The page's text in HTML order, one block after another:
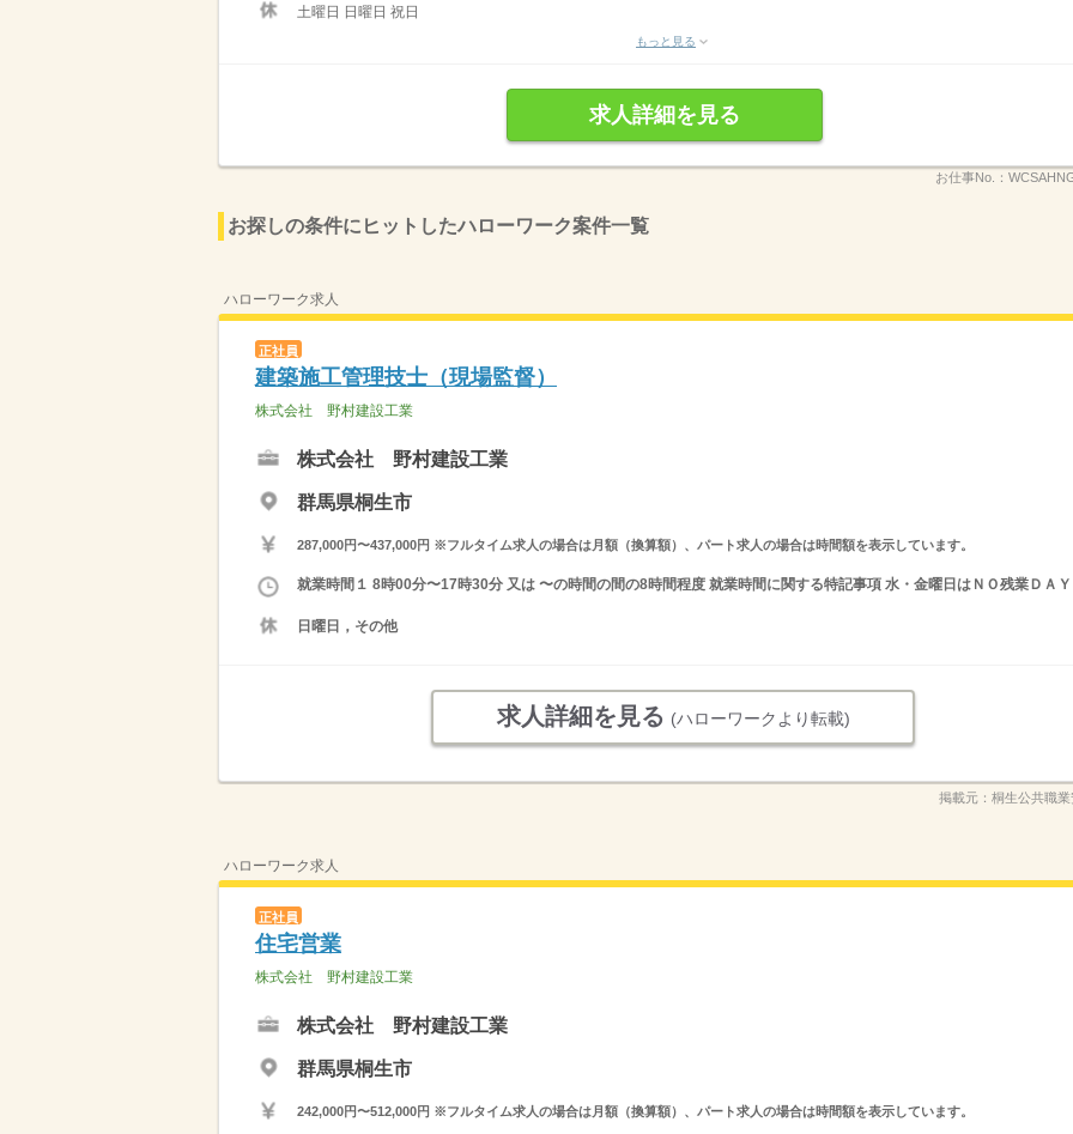
土曜日 日曜日 祝日
もっと見る
求人詳細を見る
お仕事No.：
お探しの条件にヒットしたハローワーク案件一覧
ハローワーク求人
正社員
建築施工管理技士（現場監督）
株式会社 野村建設工業
株式会社 野村建設工業
群馬県桐生市
287,000円〜437,000円 ※フルタイム求人の場合は月額（換算額）、パート求人の場合は時間額を表示しています。
就業時間１ 8時00分〜17時30分 又は 〜の時間の間の8時間程度 就業時間に関する特記事項 水・金曜日はＮＯ残業ＤＡＹ
日曜日，その他
求人詳細を見る (ハローワークより転載)
掲載元： 桐生公共職
ハローワーク求人
正社員
住宅営業
株式会社 野村建設工業
株式会社 野村建設工業
群馬県桐生市
242,000円〜512,000円 ※フルタイム求人の場合は月額（換算額）、パート求人の場合は時間額を表示しています。